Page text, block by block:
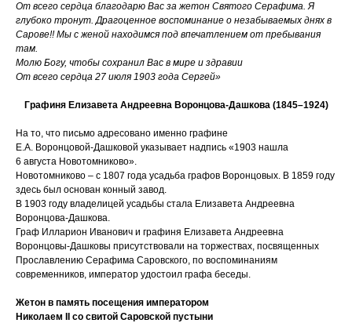
От всего сердца благодарю Вас за жетон Святого Серафима. Я
глубоко тронут. Драгоценное воспоминание о незабываемых днях в
Сарове!! Мы с женой находимся под впечатлением от пребывания
там.
Молю Богу, чтобы сохранил Вас в мире и здравии
От всего сердца 27 июля 1903 года Сергей»
Графиня Елизавета Андреевна Воронцова-Дашкова (1845–1924)
На то, что письмо адресовано именно графине
Е.А. Воронцовой-Дашковой указывает надпись «1903 нашла
6 августа Новотомниково».
Новотомниково – с 1807 года усадьба графов Воронцовых. В 1859 году
здесь был основан конный завод.
В 1903 году владелицей усадьбы стала Елизавета Андреевна
Воронцова-Дашкова.
Граф Илларион Иванович и графиня Елизавета Андреевна
Воронцовы-Дашковы присутствовали на торжествах, посвященных
Прославлению Серафима Саровского, по воспоминаниям
современников, император удостоил графа беседы.
Жетон в память посещения императором
Николаем II со свитой Саровской пустыни